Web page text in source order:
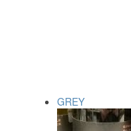
GREY